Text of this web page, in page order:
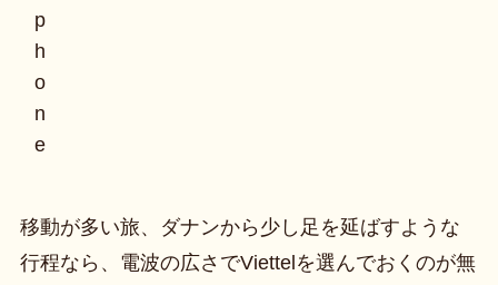
p
h
o
n
e
移動が多い旅、ダナンから少し足を延ばすような
行程なら、電波の広さでViettelを選んでおくのが無